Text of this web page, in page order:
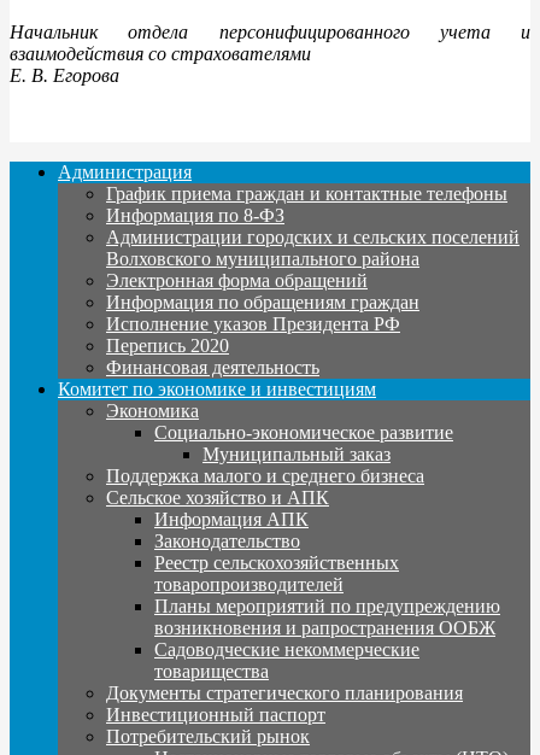
Начальник отдела персонифицированного учета и
взаимодействия со страхователями
Е. В. Егорова
Администрация
График приема граждан и контактные телефоны
Информация по 8-ФЗ
Администрации городских и сельских поселений
Волховского муниципального района
Электронная форма обращений
Информация по обращениям граждан
Исполнение указов Президента РФ
Перепись 2020
Финансовая деятельность
Комитет по экономике и инвестициям
Экономика
Социально-экономическое развитие
Муниципальный заказ
Поддержка малого и среднего бизнеса
Сельское хозяйство и АПК
Информация АПК
Законодательство
Реестр сельскохозяйственных
товаропроизводителей
Планы мероприятий по предупреждению
возникновения и рапространения ООБЖ
Садоводческие некоммерческие
товарищества
Документы стратегического планирования
Инвестиционный паспорт
Потребительский рынок